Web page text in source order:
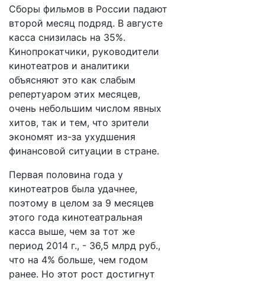
Сборы фильмов в России падают
второй месяц подряд. В августе
касса снизилась на 35%.
Кинопрокатчики, руководители
кинотеатров и аналитики
объясняют это как слабым
репертуаром этих месяцев,
очень небольшим числом явных
хитов, так и тем, что зрители
экономят из-за ухудшения
финансовой ситуации в стране.
Первая половина года у
кинотеатров была удачнее,
поэтому в целом за 9 месяцев
этого года кинотеатральная
касса выше, чем за тот же
период 2014 г., - 36,5 млрд руб.,
что на 4% больше, чем годом
ранее. Но этот рост достигнут